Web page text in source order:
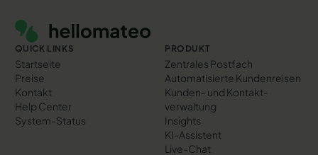
QUICK LINKS
Startseite
Preise
Kontakt
Help Center
System-Status
PRODUKT
Zentrales Postfach
Automatisierte Kundenreisen
Kunden- und Kontakt­
verwaltung
Insights
KI-Assistent
Live-Chat